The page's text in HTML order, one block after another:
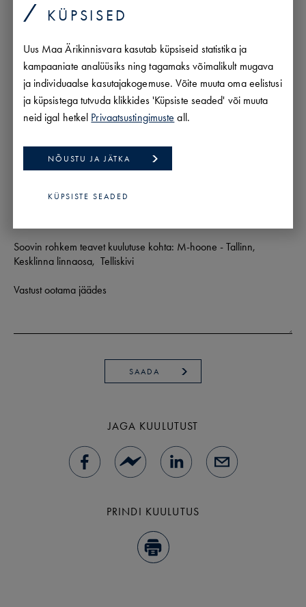
KÜPSISED
Uus Maa Ärikinnisvara kasutab küpsiseid statistika ja
kampaaniate analüüsiks ning tagamaks võimalikult mugava
ja individuaalse kasutajakogemuse. Võite muuta oma eelistusi
ja küpsistega tutvuda klikkides 'Küpsiste seaded' või muuta
neid igal hetkel Privaatsustingimuste all.
NÕUSTU JA JÄTKA
KÜPSISTE SEADED
SAADA PÄRING
SAADA
JAGA KUULUTUST
PRINDI KUULUTUS